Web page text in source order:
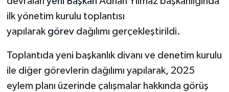
ilk yönetim kurulu toplantısı
yapılarak görevdağılımı gerçekleştirildi.
Toplantıda yeni başkanlık divanı ve denetim kurulu
ile diğer görevlerin dağılımı yapılarak, 2025
eylem planı üzerinde çalışmalar hakkında görüş